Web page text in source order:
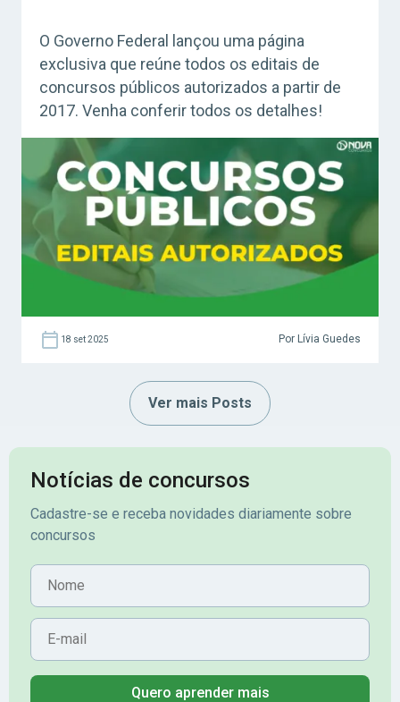
O Governo Federal lançou uma página
exclusiva que reúne todos os editais de
concursos públicos autorizados a partir de
2017. Venha conferir todos os detalhes!
18 set 2025 Por Lívia Guedes
Ver mais Posts
Notícias de concursos
Cadastre-se e receba novidades diariamente sobre
concursos
Nome
E-mail
Quero aprender mais